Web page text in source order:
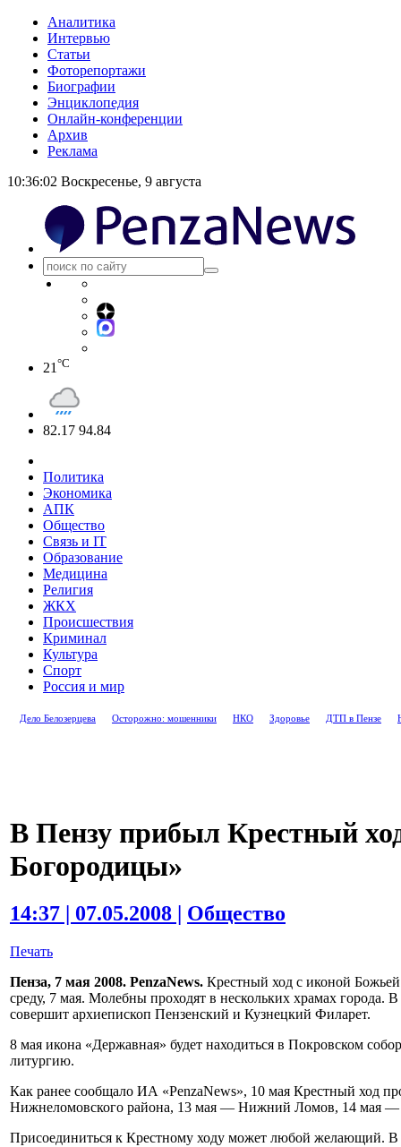
Аналитика
Интервью
Статьи
Фоторепортажи
Биографии
Энциклопедия
Онлайн-конференции
Архив
Реклама
10:36:02 Воскресенье, 9 августа
21 °C
82.17 94.84
Политика
Экономика
АПК
Общество
Связь и IT
Образование
Медицина
Религия
ЖКХ
Происшествия
Криминал
Культура
Спорт
Россия и мир
Дело Белозерцева Осторожно: мошенники НКО Здоровье ДТП в Пензе
В Пензу прибыл Крестный
Богородицы»
14:37 | 07.05.2008 | Общество
Печать
Пенза, 7 мая 2008. PenzaNews. Крестный ход с иконой
среду, 7 мая. Молебны проходят в нескольких храмах города.
совершит архиепископ Пензенский и Кузнецкий Филарет.
8 мая икона «Державная» будет находиться в Покровском
литургию.
Как ранее сообщало ИА «PenzaNews», 10 мая Крестный ход
Нижнеломовского района, 13 мая — Нижний Ломов, 14 мая —
Присоединиться к Крестному ходу может любой желающий. В